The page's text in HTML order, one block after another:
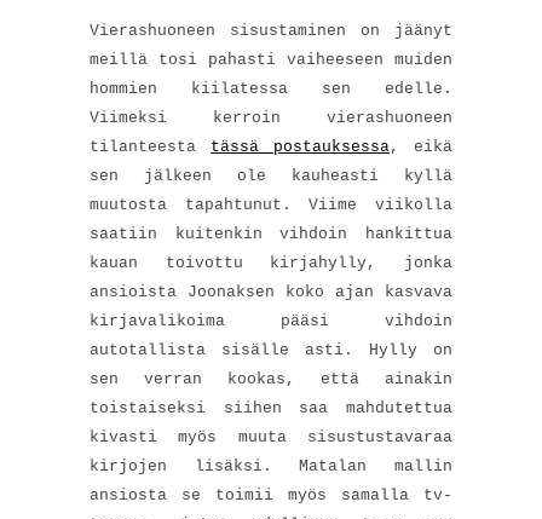
Vierashuoneen sisustaminen on jäänyt
meillä tosi pahasti vaiheeseen muiden
hommien kiilatessa sen edelle.
Viimeksi kerroin vierashuoneen
tilanteesta tässä postauksessa, eikä
sen jälkeen ole kauheasti kyllä
muutosta tapahtunut. Viime viikolla
saatiin kuitenkin vihdoin hankittua
kauan toivottu kirjahylly, jonka
ansioista Joonaksen koko ajan kasvava
kirjavalikoima pääsi vihdoin
autotallista sisälle asti. Hylly on
sen verran kookas, että ainakin
toistaiseksi siihen saa mahdutettua
kivasti myös muuta sisustustavaraa
kirjojen lisäksi. Matalan mallin
ansiosta se toimii myös samalla tv-